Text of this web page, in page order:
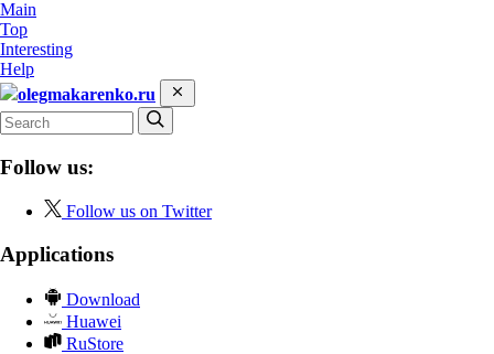
Main
Top
Interesting
Help
olegmakarenko.ru
Follow us:
Follow us on Twitter
Applications
Download
Huawei
RuStore